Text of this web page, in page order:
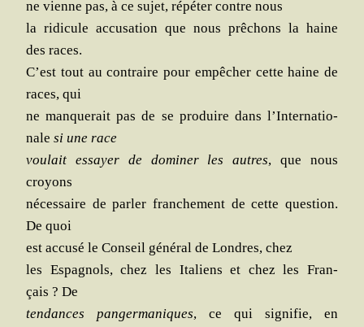
ne vienne pas, à ce sujet, répé­ter contre nous
la ridi­cule accu­sa­tion que nous prê­chons la haine
des races.
C’est tout au contraire pour empê­cher cette haine de
races, qui
ne man­que­rait pas de se pro­duire dans l’In­ter­na­tio­
nale si une race
vou­lait essayer de domi­ner les autres, que nous
croyons
néces­saire de par­ler fran­che­ment de cette ques­tion.
De quoi
est accu­sé le Conseil géné­ral de Londres, chez
les Espa­gnols, chez les Ita­liens et chez les Fran­
çais ? De
ten­dances pan­ger­ma­niques, ce qui signi­fie, en